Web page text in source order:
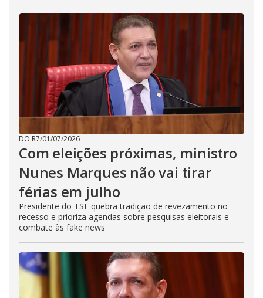
DO R7/01/07/2026
Com eleições próximas, ministro
Nunes Marques não vai tirar
férias em julho
Presidente do TSE quebra tradição de revezamento no
recesso e prioriza agendas sobre pesquisas eleitorais e
combate às fake news